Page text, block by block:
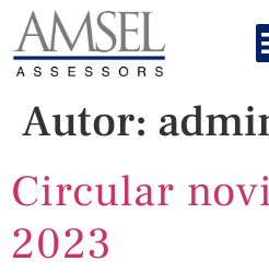
Autor:
Circular
2023